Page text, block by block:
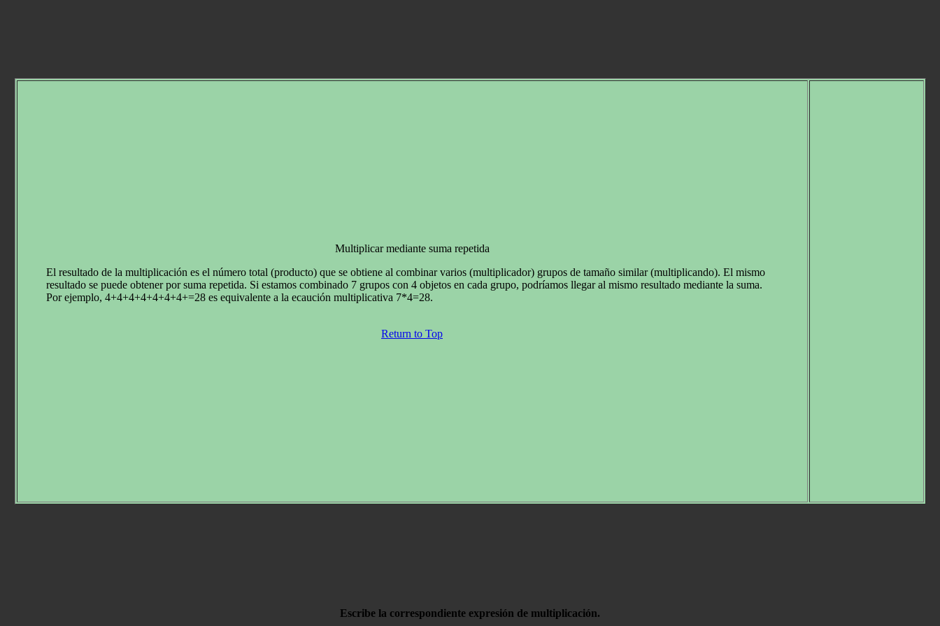
Multiplicar mediante suma repetida
El resultado de la multiplicación es el número total (producto) que se obtiene al combinar varios (multiplicador) grupos de tamaño similar (multiplicando). El mismo
resultado se puede obtener por suma repetida. Si estamos combinado 7 grupos con 4 objetos en cada grupo, podríamos llegar al mismo resultado mediante la suma.
Por ejemplo, 4+4+4+4+4+4+4+=28 es equivalente a la ecaución multiplicativa 7*4=28.
Return to Top
Escribe la correspondiente expresión de multiplicación.